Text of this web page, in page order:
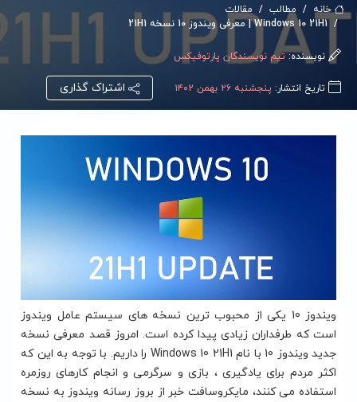
خانه مطالب
مقالات
Windows 10 21H1 | معرفی ویندوز 10 نسخه 21H1
نویسنده: تیم نویسندگان پارتوفیکس
تاریخ انتشار: پنجشنبه ۲۶ بهمن ۱۴۰۲ اشتراک گذاری
ویندوز 10 یکی از محبوب ترین نسخه های سیستم عامل ویندوز
است که طرفداران زیادی پیدا کرده است. امروز قصد معرفی نسخه
جدید ویندوز 10 با نام Windows 10 21H1 را داریم. با توجه به این که
اکثر مردم برای یادگیری ، بازی و سرگرمی و انجام کارهای روزمره
استفاده می کنند، مایکروسافت خبر از بروز رسانه ویندوز به نسخه